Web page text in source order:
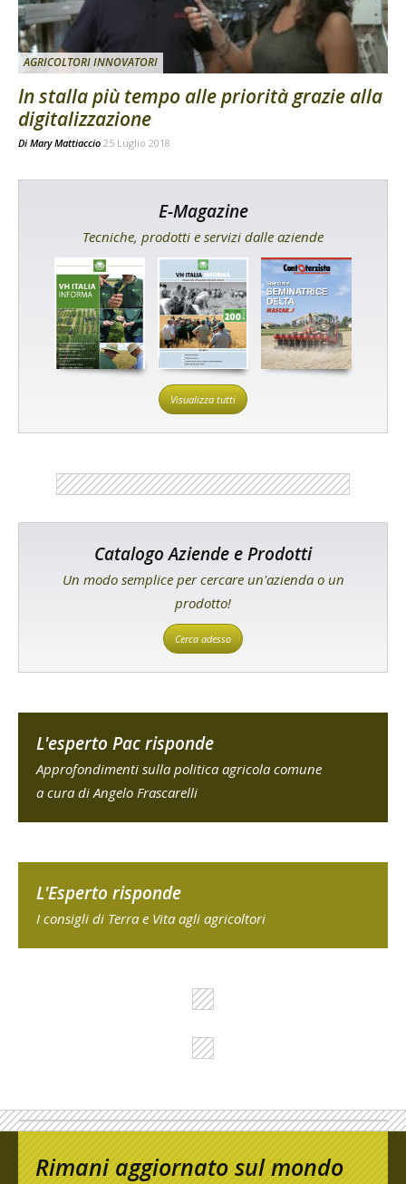
AGRICOLTORI INNOVATORI
In stalla più tempo alle priorità grazie alla
digitalizzazione
Di Mary Mattiaccio 25 Luglio 2018
E-Magazine
Tecniche, prodotti e servizi dalle aziende
Visualizza tutti
Catalogo Aziende e Prodotti
Un modo semplice per cercare un'azienda o un
prodotto!
Cerca adesso
L'esperto Pac risponde
Approfondimenti sulla politica agricola comune
a cura di Angelo Frascarelli
L'Esperto risponde
I consigli di Terra e Vita agli agricoltori
Rimani aggiornato sul mondo